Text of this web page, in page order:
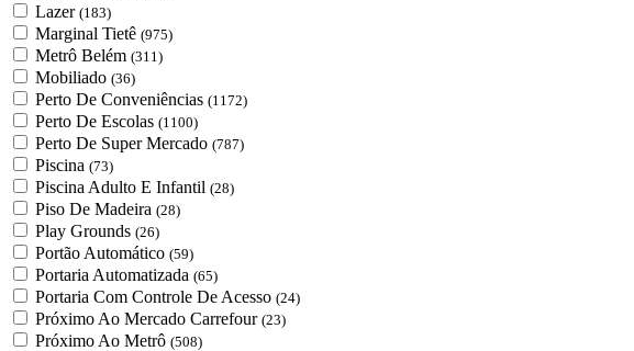
Lazer (183)
Marginal Tietê (975)
Metrô Belém (311)
Mobiliado (36)
Perto De Conveniências (1172)
Perto De Escolas (1100)
Perto De Super Mercado (787)
Piscina (73)
Piscina Adulto E Infantil (28)
Piso De Madeira (28)
Play Grounds (26)
Portão Automático (59)
Portaria Automatizada (65)
Portaria Com Controle De Acesso (24)
Próximo Ao Mercado Carrefour (23)
Próximo Ao Metrô (508)